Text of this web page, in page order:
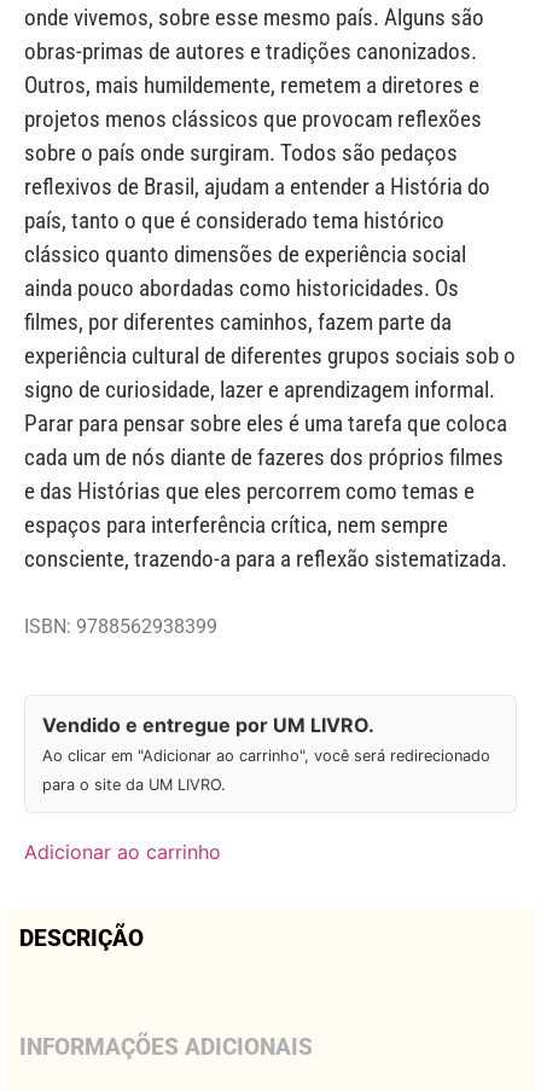
onde vivemos, sobre esse mesmo país. Alguns são
obras-primas de autores e tradições canonizados.
Outros, mais humildemente, remetem a diretores e
projetos menos clássicos que provocam reflexões
sobre o país onde surgiram. Todos são pedaços
reflexivos de Brasil, ajudam a entender a História do
país, tanto o que é considerado tema histórico
clássico quanto dimensões de experiência social
ainda pouco abordadas como historicidades. Os
filmes, por diferentes caminhos, fazem parte da
experiência cultural de diferentes grupos sociais sob o
signo de curiosidade, lazer e aprendizagem informal.
Parar para pensar sobre eles é uma tarefa que coloca
cada um de nós diante de fazeres dos próprios filmes
e das Histórias que eles percorrem como temas e
espaços para interferência crítica, nem sempre
consciente, trazendo-a para a reflexão sistematizada.
ISBN: 9788562938399
Vendido e entregue por UM LIVRO.
Ao clicar em "Adicionar ao carrinho", você será redirecionado
para o site da UM LIVRO.
Adicionar ao carrinho
DESCRIÇÃO
INFORMAÇÕES ADICIONAIS